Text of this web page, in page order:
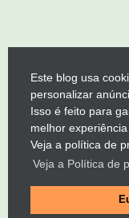
Este blog usa
personalizar
Isso é feito para
melhor
Veja a política de
Veja a Política de